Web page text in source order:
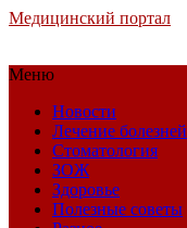
Медицинский портал
Меню
Новости
Лечение болезней
Стоматология
ЗОЖ
Здоровье
Полезные советы